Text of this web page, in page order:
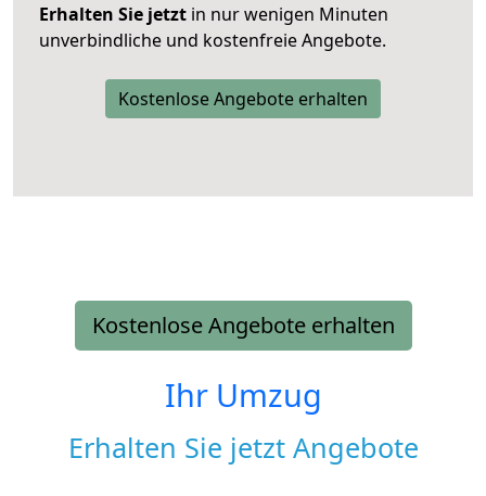
Erhalten Sie jetzt in nur wenigen Minuten
unverbindliche und kostenfreie Angebote.
Kostenlose Angebote erhalten
Kostenlose Angebote erhalten
Ihr Umzug
Erhalten Sie jetzt Angebote